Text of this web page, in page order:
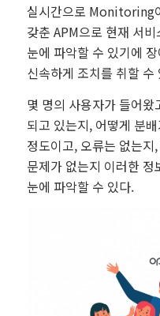
실시간으로 Monitoring
갖춘 APM으로 현재 서
눈에 파악할 수 있기에
신속하게 조치를 취할 수
몇 명의 사용자가 들어
되고 있는지, 어떻게 분
정도이고, 오류는 없는
문제가 없는지 이러한
눈에 파악할 수 있다.